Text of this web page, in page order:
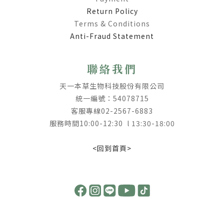
Return Policy
Terms & Conditions
Anti-Fraud Statement
聯絡我們
天一本草生物科技股份有限公司
統一編號：54078715
客服專線02-2567-6883
服務時間10:00-12:30 l 13:30-18:00
<回到首頁>